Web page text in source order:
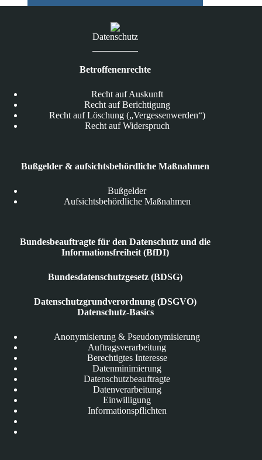
Bannern
Datenschutz
Betroffenenrechte
Recht auf Auskunft
Recht auf Berichtigung
Recht auf Löschung („Vergessenwerden“)
Recht auf Widerspruch
Bußgelder & aufsichtsbehördliche Maßnahmen
Bußgelder
Aufsichtsbehördliche Maßnahmen
Bundesbeauftragte für den Datenschutz und die
Informationsfreiheit (BfDI)
Bundesdatenschutzgesetz (BDSG)
Datenschutzgrundverordnung (DSGVO)
Datenschutz-Basics
Anonymisierung & Pseudonymisierung
Auftragsverarbeitung
Berechtigtes Interesse
Datenminimierung
Datenschutzbeauftragte
Datenverarbeitung
Einwilligung
Informationspflichten